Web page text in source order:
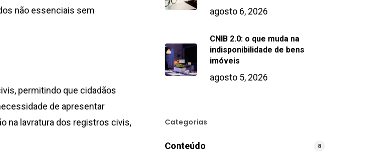
não essenciais sem
permitindo que cidadãos
de apresentar
na lavratura dos registros civis,
agosto 6, 2026
CNIB 2.0: o que muda na
indisponibilidade de bens
imóveis
agosto 5, 2026
Categorias
Conteúdo 8